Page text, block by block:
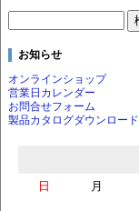
お知らせ
オンラインショップ
営業日カレンダー
お問合せフォーム
製品カタログダウンロード
日
月